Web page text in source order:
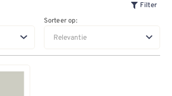
Filter
Sorteer op: